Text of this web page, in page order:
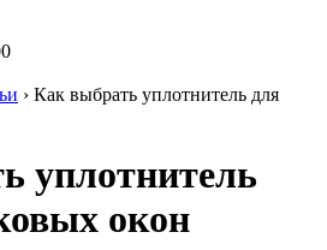
› Как выбрать уплотнитель для
уплотнитель
окон